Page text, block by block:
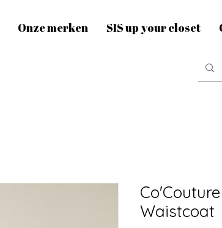
Onze merken SIS up your closet
Waistcoat